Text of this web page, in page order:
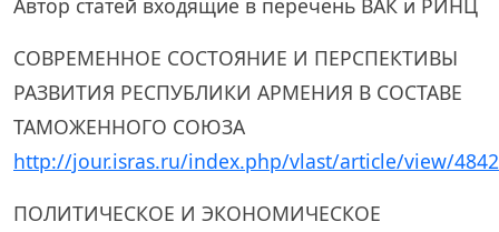
СОВРЕМЕННОЕ СОСТОЯНИЕ И ПЕРСПЕКТИВЫ
РАЗВИТИЯ РЕСПУБЛИКИ АРМЕНИЯ В СОСТАВЕ
ТАМОЖЕННОГО СОЮЗА
http://jour.isras.ru/index.php/vlast/article/view/4842
ПОЛИТИЧЕСКОЕ И ЭКОНОМИЧЕСКОЕ